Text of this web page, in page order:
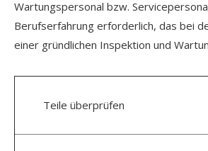
Wartungspersonal bzw.
Berufserfahrung erforderlich, das bei
einer gründlichen Inspektion und
Teile überprüfen